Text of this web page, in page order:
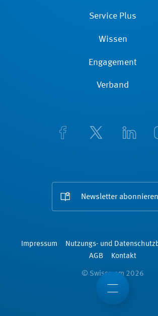
Service Plus
Wissen
Engagement
Verband
Newsletter abonnieren
Impressum
Nutzungs- und
AGB
Kontakt
© Swissmem 2026